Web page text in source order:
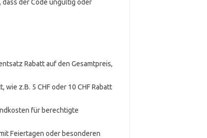
der Code ungültig oder
Rabatt auf den Gesamtpreis,
z.B. 5 CHF oder 10 CHF Rabatt
für berechtigte
Feiertagen oder besonderen